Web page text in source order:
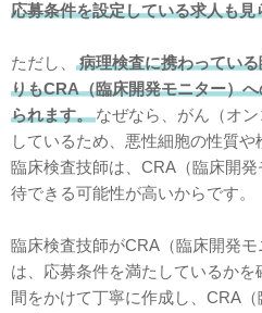
応募条件を設定している求人も見
ただし、
病理検査に携わってい
りもCRA（臨床開発モニター）
られます。 なぜなら、がん（オ
しているため、悪性細胞の性質
臨床検査技師は、CRA（臨床開
待できる可能性が高いからです。
臨床検査技師がCRA（臨床開発
は、応募条件を満たしているか
間をかけて丁寧に作成し、CRA